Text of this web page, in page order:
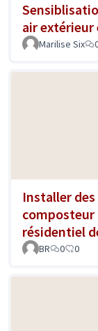
air
Marilise Six
Installer
composteur
résidentiel
BR 0 0